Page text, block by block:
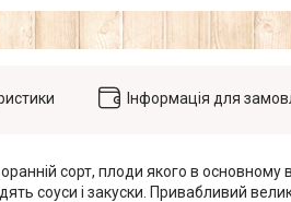
Інформація для
сорт, плоди якого в основному
соуси і закуски. Привабливий